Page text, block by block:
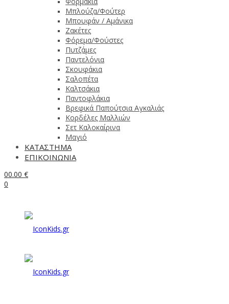
Μπλούζα/Φούτερ
Μπουφάν / Αμάνικα
Ζακέτες
Φόρεμα/Φούστες
Πυτζάμες
Παντελόνια
Σκουφάκια
Σαλοπέτα
Καλτσάκια
Παντοφλάκια
Βρεφικά Παπούτσια Αγκαλιάς
Κορδέλες Μαλλιών
Σετ Καλοκαίρινα
Μαγιό
ΚΑΤΑΣΤΗΜΑ
ΕΠΙΚΟΙΝΩΝΙΑ
00.00 €
0